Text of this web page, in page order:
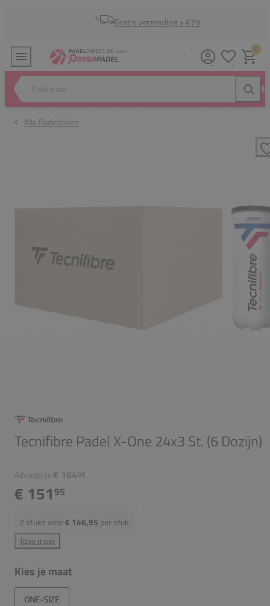
Gratis verzending > €79
Zoek naar...
0
Alle Padelballen
Tecnifibre Padel X-One 24x3 St. (6 Dozijn)
Adviesprijs:€ 16495
€ 15195
2 stuks voor€ 146,95 per stuk
Toon meer
Kies je maat
ONE-SIZE